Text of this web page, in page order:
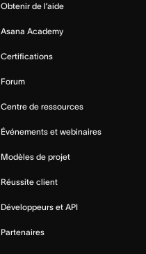
Obtenir de l’aide
Asana Academy
Certifications
Forum
Centre de ressources
Événements et webinaires
Modèles de projet
Réussite client
Développeurs et API
Partenaires